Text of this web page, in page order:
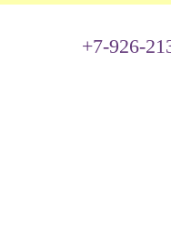
+7-926-